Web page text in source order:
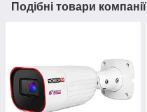
Подібні товари компанії